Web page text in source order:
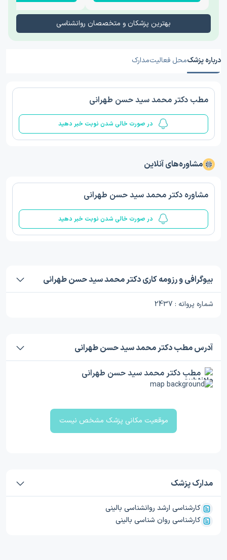
بهترین پزشکان و متخصصان روانشناسی
درباره پزشکمحل فعالیتمدارک
مطب دکتر محمد سید حسن طهرانی
در صورت خالی شدن نوبت خبر دهید
مشاوره‌های آنلاین
مشاوره دکتر محمد سید حسن طهرانی
در صورت خالی شدن نوبت خبر دهید
بیوگرافی و رزومه کاری دکتر محمد سید حسن طهرانی
شماره پروانه : 2437
آدرس مطب دکتر محمد سید حسن طهرانی
مطب دکتر محمد سید حسن طهرانی
موقعیت مکانی پزشک مشخص نیست
مدارک پزشک
کارشناسی ارشد روانشناسی بالینی
کارشناسی روان شناسی بالینی